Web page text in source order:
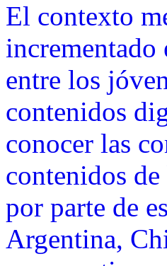
El contexto
entre los
contenidos
conocer las
contenidos
por parte de
Argentina,